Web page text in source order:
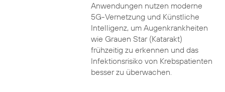
Anwendungen nutzen moderne
5G-Vernetzung und Künstliche
Intelligenz, um Augenkrankheiten
wie Grauen Star (Katarakt)
frühzeitig zu erkennen und das
Infektionsrisiko von Krebspatienten
besser zu überwachen.